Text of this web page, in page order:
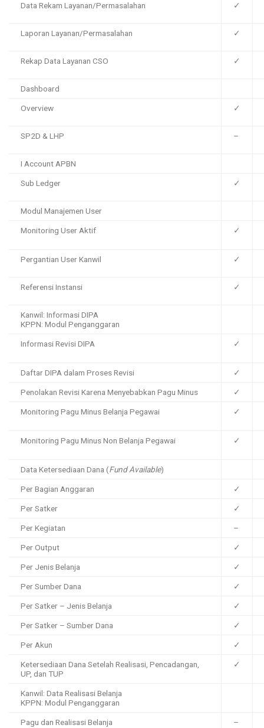
Data Rekam Layanan/Permasalahan ✓
Laporan Layanan/Permasalahan ✓
Rekap Data Layanan CSO ✓
Dashboard
Overview ✓
SP2D & LHP –
I Account APBN
Sub Ledger ✓
Modul Manajemen User
Monitoring User Aktif ✓
Pergantian User Kanwil ✓
Referensi Instansi ✓
Kanwil: Informasi DIPA
KPPN: Modul Penganggaran
Informasi Revisi DIPA ✓
Daftar DIPA dalam Proses Revisi ✓
Penolakan Revisi Karena Menyebabkan Pagu Minus ✓
Monitoring Pagu Minus Belanja Pegawai ✓
Monitoring Pagu Minus Non Belanja Pegawai ✓
Data Ketersediaan Dana (Fund Available)
Per Bagian Anggaran ✓
Per Satker ✓
Per Kegiatan –
Per Output ✓
Per Jenis Belanja ✓
Per Sumber Dana ✓
Per Satker – Jenis Belanja ✓
Per Satker – Sumber Dana ✓
Per Akun ✓
Ketersediaan Dana Setelah Realisasi, Pencadangan,
UP, dan TUP
✓
Kanwil: Data Realisasi Belanja
KPPN: Modul Penganggaran
Pagu dan Realisasi Belanja –